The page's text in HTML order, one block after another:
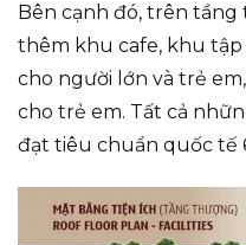
Bên cạnh đó, trên
thêm khu cafe, khu tập
cho người lớn và trẻ
cho trẻ em. Tất cả
đạt tiêu chuẩn quốc tế